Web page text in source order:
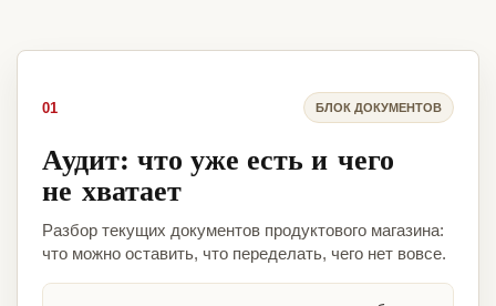
01 БЛОК ДОКУМЕНТОВ
Аудит: что уже есть и чего
не хватает
Разбор текущих документов продуктового магазина:
что можно оставить, что переделать, чего нет вовсе.